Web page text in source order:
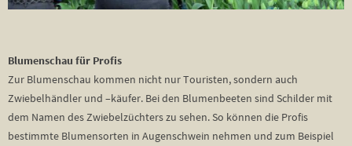
Blumenschau für Profis
Zur Blumenschau kommen nicht nur Touristen, sondern auch
Zwiebelhändler und –käufer. Bei den Blumenbeeten sind Schilder mit
dem Namen des Zwiebelzüchters zu sehen. So können die Profis
bestimmte Blumensorten in Augenschwein nehmen und zum Beispiel